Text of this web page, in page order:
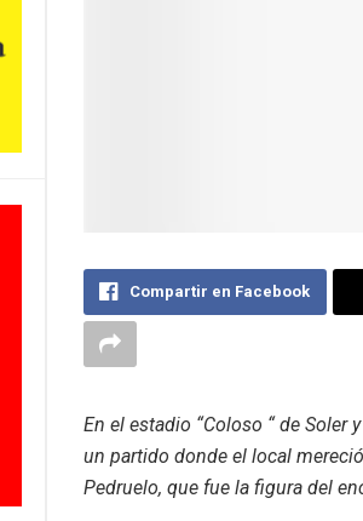
Compartir en Facebook
En el estadio “Coloso “ de Soler
un partido donde el local
Pedruelo, que fue la figura del